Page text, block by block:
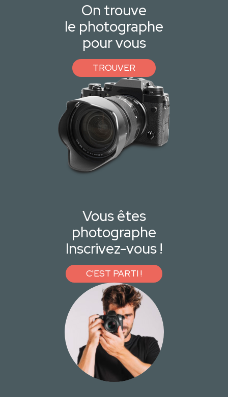
On trouve
le photographe
pour vous
TROUVER
Vous êtes
photographe
Inscrivez-vous !
C'EST PARTI !